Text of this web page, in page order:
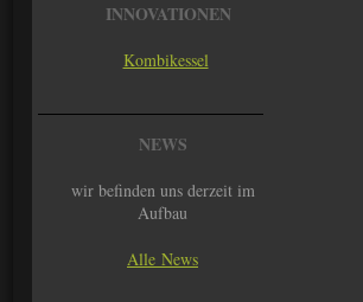
INNOVATIONEN
Kombikessel
NEWS
wir befinden uns derzeit im
Aufbau
Alle News